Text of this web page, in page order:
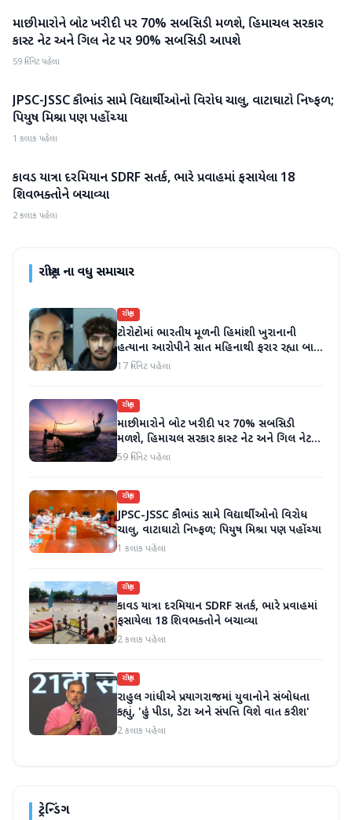
રાષ્ટ્રીય
માછીમારોને બોટ ખરીદી પર 70% સબસિડી મળશે, હિમાચલ સરકાર
કાસ્ટ નેટ અને ગિલ નેટ પર 90% સબસિડી આપશે
59 મિનિટ પહેલા
રાષ્ટ્રીય
JPSC-JSSC કૌભાંડ સામે વિદ્યાર્થીઓનો વિરોધ ચાલુ, વાટાઘાટો નિષ્ફળ;
પિયુષ મિશ્રા પણ પહોંચ્યા
1 કલાક પહેલા
રાષ્ટ્રીય
કાવડ યાત્રા દરમિયાન SDRF સતર્ક, ભારે પ્રવાહમાં ફસાયેલા 18
શિવભક્તોને બચાવ્યા
2 કલાક પહેલા
રાષ્ટ્રીયના વધુ સમાચાર
રાષ્ટ્રીય
ટોરોન્ટોમાં ભારતીય મૂળની હિમાંશી ખુરાનાની
હત્યાના આરોપીને સાત મહિનાથી ફરાર રહ્યા બાદ
ધરપકડ કરવામાં આવી
17 મિનિટ પહેલા
રાષ્ટ્રીય
માછીમારોને બોટ ખરીદી પર 70% સબસિડી
મળશે, હિમાચલ સરકાર કાસ્ટ નેટ અને ગિલ નેટ
પર 90% સબસિડી આપશે
59 મિનિટ પહેલા
રાષ્ટ્રીય
JPSC-JSSC કૌભાંડ સામે વિદ્યાર્થીઓનો વિરોધ
ચાલુ, વાટાઘાટો નિષ્ફળ; પિયુષ મિશ્રા પણ પહોંચ્યા
1 કલાક પહેલા
રાષ્ટ્રીય
કાવડ યાત્રા દરમિયાન SDRF સતર્ક, ભારે પ્રવાહમાં
ફસાયેલા 18 શિવભક્તોને બચાવ્યા
2 કલાક પહેલા
રાષ્ટ્રીય
રાહુલ ગાંધીએ પ્રયાગરાજમાં યુવાનોને સંબોધતા
કહ્યું, 'હું પીડા, ડેટા અને સંપત્તિ વિશે વાત કરીશ'
2 કલાક પહેલા
ટ્રેન્ડિંગ